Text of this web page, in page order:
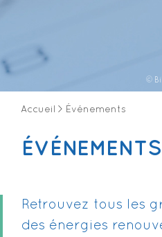
©
Accueil > Événements
ÉVÉNEMENTS
Retrouvez tous les
des énergies